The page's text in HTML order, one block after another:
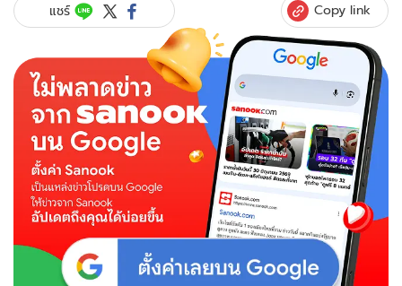
แชร์ Copy link